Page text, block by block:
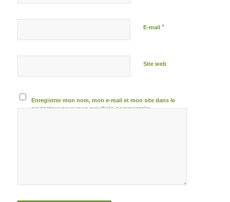
E-mail *
Site web
Enregistrer mon nom, mon e-mail et mon site dans le
navigateur pour mon prochain commentaire.